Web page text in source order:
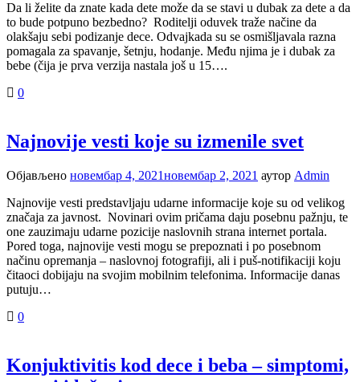
Da li želite da znate kada dete može da se stavi u dubak za dete a da
to bude potpuno bezbedno? Roditelji oduvek traže načine da
olakšaju sebi podizanje dece. Odvajkada su se osmišljavala razna
pomagala za spavanje, šetnju, hodanje. Među njima je i dubak za
bebe (čija je prva verzija nastala još u 15….
0
Najnovije vesti koje su izmenile svet
Објављено новембар 4, 2021новембар 2, 2021 аутор Admin
Najnovije vesti predstavljaju udarne informacije koje su od velikog
značaja za javnost. Novinari ovim pričama daju posebnu pažnju, te
one zauzimaju udarne pozicije naslovnih strana internet portala.
Pored toga, najnovije vesti mogu se prepoznati i po posebnom
načinu opremanja – naslovnoj fotografiji, ali i puš-notifikaciji koju
čitaoci dobijaju na svojim mobilnim telefonima. Informacije danas
putuju…
0
Konjuktivitis kod dece i beba – simptomi,